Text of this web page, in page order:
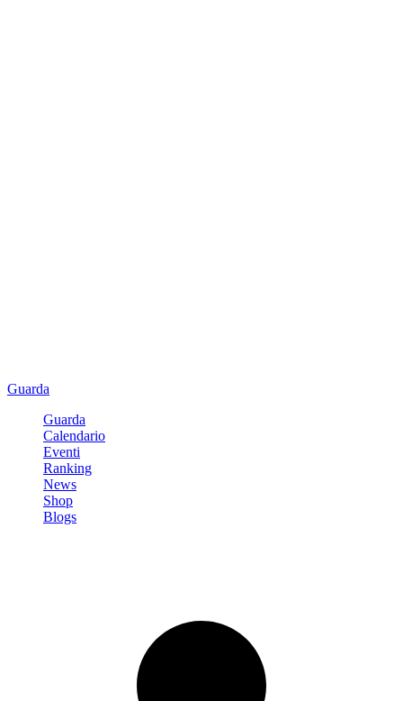
Guarda
Guarda
Calendario
Eventi
Ranking
News
Shop
Blogs